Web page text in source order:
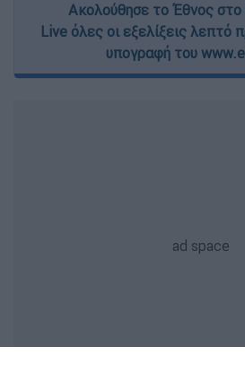
Ακολούθησε το Έθνος στο
Live όλες οι εξελίξεις λεπτό
υπογραφή του